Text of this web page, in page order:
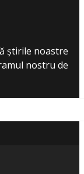
știrile noastre
nostru de